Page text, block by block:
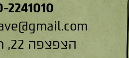
2241010
הצפצפה 22, רמת ישי